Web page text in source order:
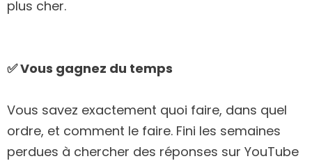
plus cher.
✅ Vous gagnez du temps
Vous savez exactement quoi faire, dans quel
ordre, et comment le faire. Fini les semaines
perdues à chercher des réponses sur YouTube